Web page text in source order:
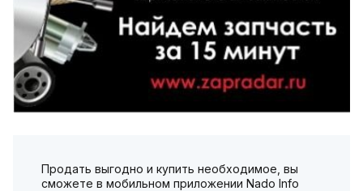
Продать выгодно и купить необходимое, вы
сможете в мобильном приложении Nado Info